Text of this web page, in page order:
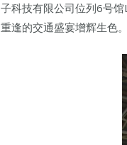
子科技有限公司位列6号
重逢的交通盛宴增辉生色。